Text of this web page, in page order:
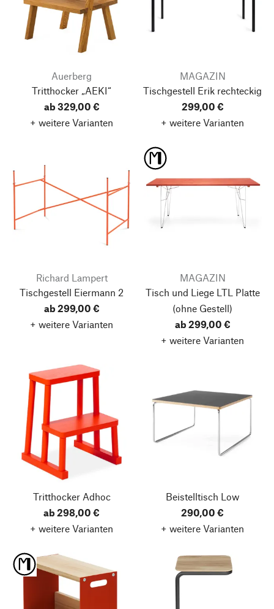
Auerberg
Tritthocker „AEKI“
ab 329,00 €
+ weitere Varianten
MAGAZIN
Tischgestell Erik rechteckig
299,00 €
+ weitere Varianten
Richard Lampert
Tischgestell Eiermann 2
ab 299,00 €
+ weitere Varianten
MAGAZIN
Tisch und Liege LTL Platte
(ohne Gestell)
ab 299,00 €
+ weitere Varianten
Tritthocker Adhoc
ab 298,00 €
+ weitere Varianten
Beistelltisch Low
290,00 €
+ weitere Varianten